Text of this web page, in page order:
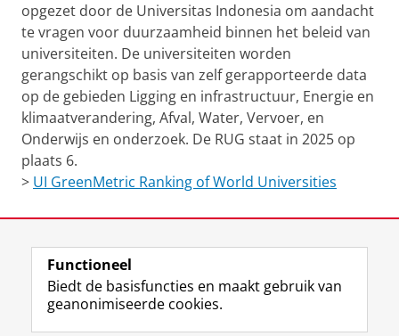
opgezet door de Universitas Indonesia om aandacht
te vragen voor duurzaamheid binnen het beleid van
universiteiten. De universiteiten worden
gerangschikt op basis van zelf gerapporteerde data
op de gebieden Ligging en infrastructuur, Energie en
klimaatverandering, Afval, Water, Vervoer, en
Onderwijs en onderzoek. De RUG staat in 2025 op
plaats 6.
> UI GreenMetric Ranking of World Universities
View this page in:English
Functioneel
Biedt de basisfuncties en maakt gebruik van
geanonimiseerde cookies.